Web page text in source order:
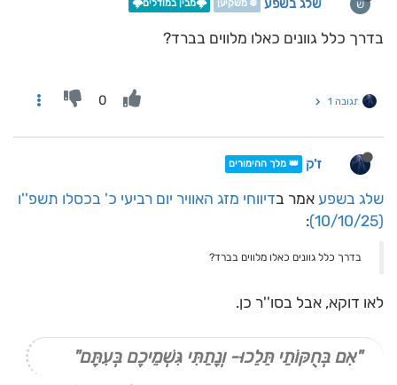
ש שלג בשפע ❄️ משקיען 🌩️מבין במודלים🌩️
בדרך כלל גוונים כאלו מלווים בברד?
תגובה 1 0
ז'ק 👑 מלך ההימורים
שלג בשפע אמר בדיווחי מזג האוויר יום רביעי כ' בכסלו תשפ''ו
(10/10/25)
:
בדרך כלל גוונים כאלו מלווים בברד?
לאו דוקא, אבל בסו''ר כן.
"אִם בְּחֻקּוֹתַי תֵּלֵכוּ- וְנָתַתִּי גִּשְׁמֵיכֶם בְּעִתָּם"